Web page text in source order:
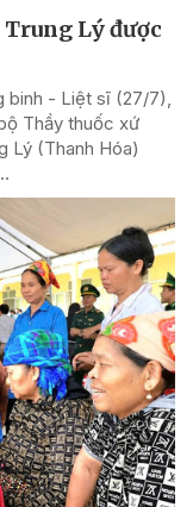
Lý được
binh - Liệt sĩ (27/7),
Thầy thuốc xứ
Lý (Thanh Hóa)